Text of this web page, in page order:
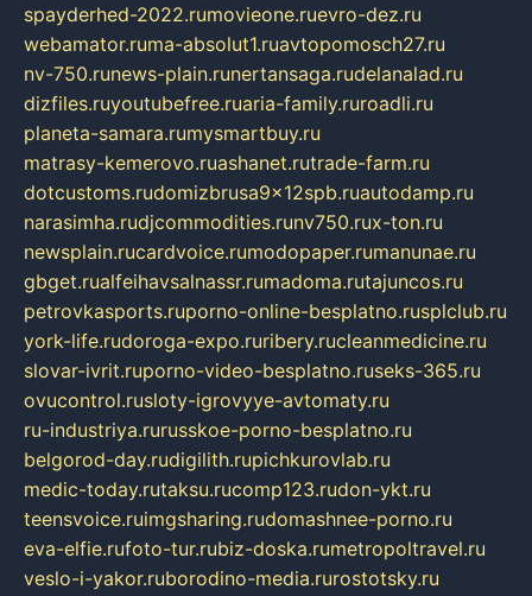
spayderhed-2022.rumovieone.ruevro-dez.ru
webamator.ruma-absolut1.ruavtopomosch27.ru
nv-750.runews-plain.runertansaga.rudelanalad.ru
dizfiles.ruyoutubefree.ruaria-family.ruroadli.ru
planeta-samara.rumysmartbuy.ru
matrasy-kemerovo.ruashanet.rutrade-farm.ru
dotcustoms.rudomizbrusa9x12spb.ruautodamp.ru
narasimha.rudjcommodities.runv750.rux-ton.ru
newsplain.rucardvoice.rumodopaper.rumanunae.ru
gbget.rualfeihavsalnassr.rumadoma.rutajuncos.ru
petrovkasports.ruporno-online-besplatno.rusplclub.ru
york-life.rudoroga-expo.ruribery.rucleanmedicine.ru
slovar-ivrit.ruporno-video-besplatno.ruseks-365.ru
ovucontrol.rusloty-igrovyye-avtomaty.ru
ru-industriya.rurusskoe-porno-besplatno.ru
belgorod-day.rudigilith.rupichkurovlab.ru
medic-today.rutaksu.rucomp123.rudon-ykt.ru
teensvoice.ruimgsharing.rudomashnee-porno.ru
eva-elfie.rufoto-tur.rubiz-doska.rumetropoltravel.ru
veslo-i-yakor.ruborodino-media.rurostotsky.ru